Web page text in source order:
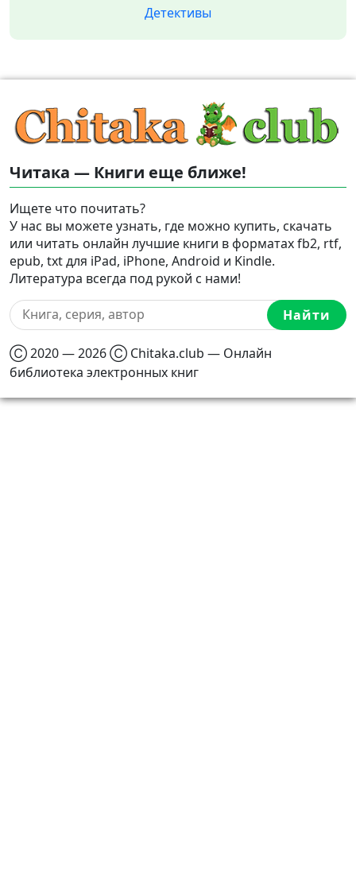
Детективы
Читака — Книги еще ближе!
Ищете что почитать?
У нас вы можете узнать, где можно купить, скачать
или читать онлайн лучшие книги в форматах fb2, rtf,
epub, txt для iPad, iPhone, Android и Kindle.
Литература всегда под рукой с нами!
Найти
Ⓒ 2020 — 2026 Ⓒ Chitaka.club — Онлайн
библиотека электронных книг